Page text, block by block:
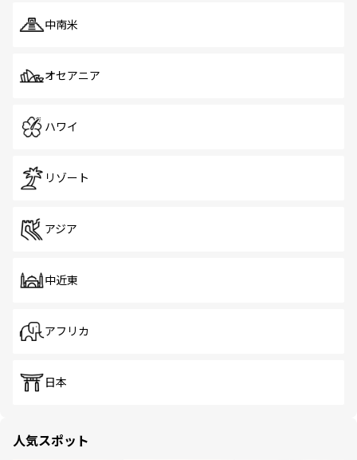
中南米
オセアニア
ハワイ
リゾート
アジア
中近東
アフリカ
日本
人気スポット